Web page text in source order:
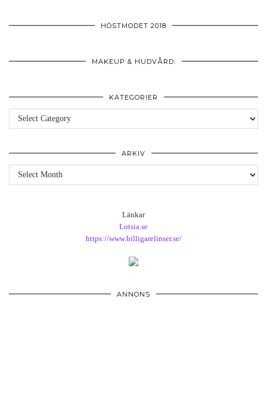
HÖSTMODET 2018
MAKEUP & HUDVÅRD:
KATEGORIER
Kategorier
ARKIV
Arkiv
Länkar
Lotsia.se
https://www.billigarelinser.se/
ANNONS